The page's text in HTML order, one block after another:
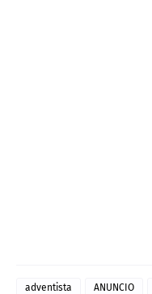
adventista ANUNCIO